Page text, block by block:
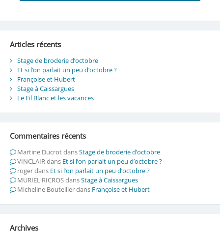
Articles récents
Stage de broderie d’octobre
Et si l’on parlait un peu d’octobre ?
Françoise et Hubert
Stage à Caissargues
Le Fil Blanc et les vacances
Commentaires récents
Martine DucrotdansStage de broderie d’octobre
VINCLAIRdans Et si l’on parlait un peu d’octobre ?
rogerdans Et si l’on parlait un peu d’octobre ?
MURIEL RICROSdansStage à Caissargues
Micheline Bouteillerdans Françoise et Hubert
Archives